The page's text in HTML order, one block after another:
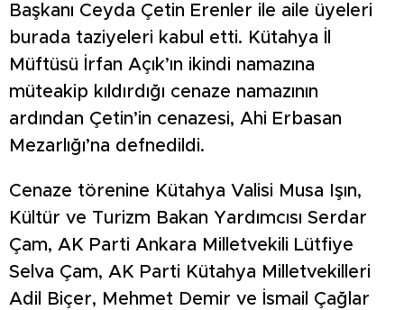
Başkanı Ceyda Çetin Erenler ile aile üyeleri
burada taziyeleri kabul etti. Kütahya İl
Müftüsü İrfan Açık’ın ikindi namazına
müteakip kıldırdığı cenaze namazının
ardından Çetin’in cenazesi, Ahi Erbasan
Mezarlığı’na defnedildi.
Cenaze törenine Kütahya Valisi Musa Işın,
Kültür ve Turizm Bakan Yardımcısı Serdar
Çam, AK Parti Ankara Milletvekili Lütfiye
Selva Çam, AK Parti Kütahya Milletvekilleri
Adil Biçer, Mehmet Demir ve İsmail Çağlar